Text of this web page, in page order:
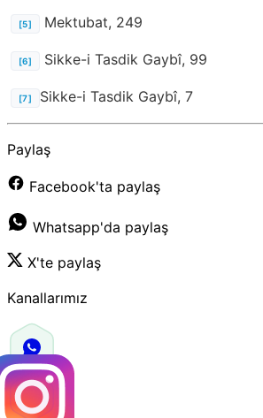
[5] Mektubat, 249
[6] Sikke-i Tasdik Gaybî, 99
[7] Sikke-i Tasdik Gaybî, 7
Paylaş
Facebook'ta paylaş
Whatsapp'da paylaş
X'te paylaş
Kanallarımız